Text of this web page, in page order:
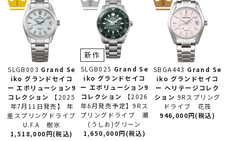
SLGB003 Grand Se
iko グランドセイコ
ー エボリューション9
コレクション
【2025
年7月11日発売】 年
差スプリングドライブ
U.F.A 樹氷
1,518,000円(税込)
SLGB025 Grand Se
iko グランドセイコ
ー エボリューション9
コレクション
【2026
年6月発売予定】9Rス
プリングドライブ 潮
(うしお)グリーン
新作
1,650,000円(税込)
SBGA443 Grand Se
iko グランドセイコ
ー ヘリテージコレク
ション 9Rスプリング
ドライブ 花筏
946,000円(税込)